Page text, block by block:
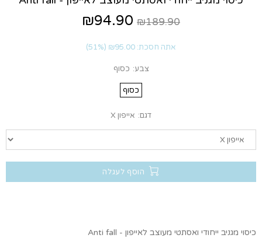
₪189.90
₪94.90
אתה חסכת: ₪95.00
(51%)
צבע: כסוף
כסוף
דגם: אייפון X
הוסף לעגלה
כיסוי מגניב ייחודי ואסתטי מעוצב לאייפון - Anti fall